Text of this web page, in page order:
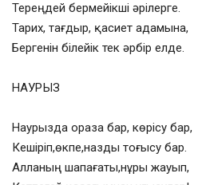
Тереңдей бермейікші әрілерге.
Тарих, тағдыр, қасиет адамына,
Бергенін білейік тек әрбір елде.
НАУРЫЗ
Наурызда ораза бар, көрісу бар,
Кешіріп,өкпе,назды тоғысу бар.
Алланың шапағаты,нұры жауып,